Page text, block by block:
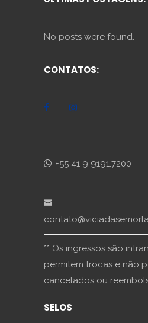
No posts were found.
CONTATOS:
+55 41 9 9191.7200
** Os ingressos são
permitem trocas e não
cancelados ou
SELOS